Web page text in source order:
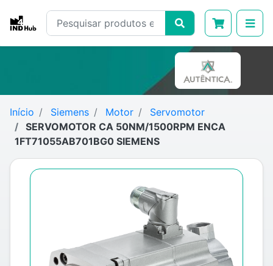
Início Siemens Motor
Servomotor
SERVOMOTOR CA 50NM/1500RPM ENCA
1FT71055AB701BG0 SIEMENS